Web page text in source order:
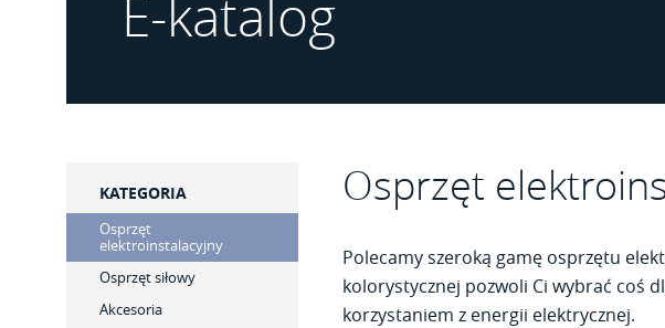
E-katalog
KATEGORIA
Osprzęt
elektroinstalacyjny
Osprzęt siłowy
Akcesoria
Osprzęt
Polecamy szeroką gamę osprzętu
kolorystycznej pozwoli Ci wybrać coś
korzystaniem z energii elektrycznej.